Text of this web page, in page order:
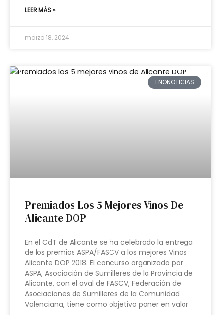
LEER MÁS »
marzo 18, 2024
ENONOTICIAS
Premiados Los 5 Mejores Vinos De
Alicante DOP
En el CdT de Alicante se ha celebrado la entrega
de los premios ASPA/FASCV a los mejores Vinos
Alicante DOP 2018. El concurso organizado por
ASPA, Asociación de Sumilleres de la Provincia de
Alicante, con el aval de FASCV, Federación de
Asociaciones de Sumilleres de la Comunidad
Valenciana, tiene como objetivo poner en valor